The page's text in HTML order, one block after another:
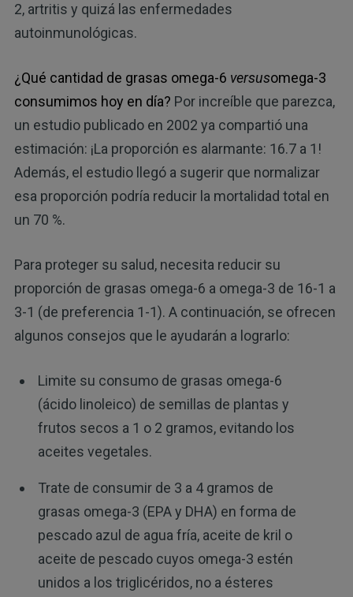
2, artritis y quizá las enfermedades
autoinmunológicas.
¿Qué cantidad de grasas omega-6 versusomega-3
consumimos hoy en día? Por increíble que parezca,
un estudio publicado en 2002 ya compartió una
estimación: ¡La proporción es alarmante: 16.7 a 1!
Además, el estudio llegó a sugerir que normalizar
esa proporción podría reducir la mortalidad total en
un 70 %.
Para proteger su salud, necesita reducir su
proporción de grasas omega-6 a omega-3 de 16-1 a
3-1 (de preferencia 1-1). A continuación, se ofrecen
algunos consejos que le ayudarán a lograrlo:
Limite su consumo de grasas omega-6
(ácido linoleico) de semillas de plantas y
frutos secos a 1 o 2 gramos, evitando los
aceites vegetales.
Trate de consumir de 3 a 4 gramos de
grasas omega-3 (EPA y DHA) en forma de
pescado azul de agua fría, aceite de kril o
aceite de pescado cuyos omega-3 estén
unidos a los triglicéridos, no a ésteres